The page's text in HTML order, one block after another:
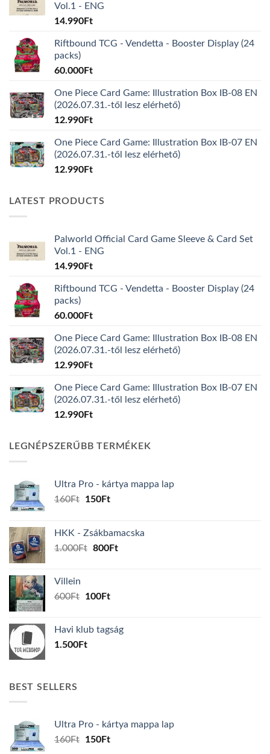
Vol.1 - ENG
14.990Ft
Riftbound TCG - Vendetta - Booster Display (24
packs)
60.000Ft
One Piece Card Game: Illustration Box IB-08 EN
(2026.07.31.-től lesz elérhető)
12.990Ft
One Piece Card Game: Illustration Box IB-07 EN
(2026.07.31.-től lesz elérhető)
12.990Ft
LATEST PRODUCTS
Palworld Official Card Game Sleeve & Card Set
Vol.1 - ENG
14.990Ft
Riftbound TCG - Vendetta - Booster Display (24
packs)
60.000Ft
One Piece Card Game: Illustration Box IB-08 EN
(2026.07.31.-től lesz elérhető)
12.990Ft
One Piece Card Game: Illustration Box IB-07 EN
(2026.07.31.-től lesz elérhető)
12.990Ft
LEGNÉPSZERŰBB TERMÉKEK
Ultra Pro - kártya mappa lap
160Ft
Original
160Ft.
150FtCurrent
150Ft.
HKK - Zsákbamacska
1.000Ft Original
800FtCurrent
Villein
600Ft
Original
600Ft.
100FtCurrent
100Ft.
Havi klub tagság
1.500Ft
BEST SELLERS
Ultra Pro - kártya mappa lap
160Ft
Original
150FtCurrent